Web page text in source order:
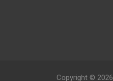
Copyright © 2026